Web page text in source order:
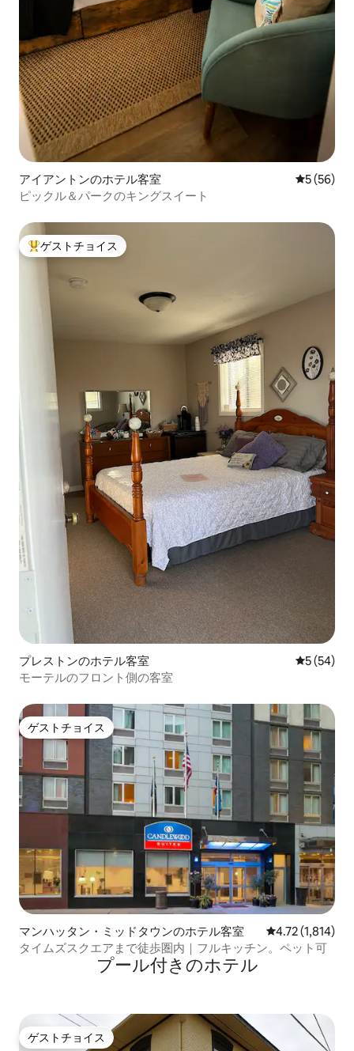
アイアントンのホテル客室 レビュー
5 (56)
ピックル＆パークのキングスイート
大好評のゲストチョイスです。
ゲストチョイス
プレストンのホテル客室 レビュー
5 (54)
モーテルのフロント側の客室
ゲストチョイス
ゲストチョイス
マンハッタン・ミッドタウンのホテル客室 レビュー1,814
4.72 (1,814)
タイムズスクエアまで徒歩圏内｜フルキッチン。ペット可
プール付きのホ⁠テ⁠ル
ゲストチョイス
ゲストチョイス